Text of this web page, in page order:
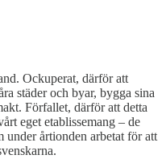
Ockuperat, därför att
städer och byar, bygga sina
Förfallet, därför att detta
eget etablissemang – de
årtionden arbetat för att